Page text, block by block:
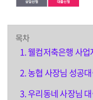
목차
웰컴저축은행 사
농협 사장님 성공
우리동네 사장님